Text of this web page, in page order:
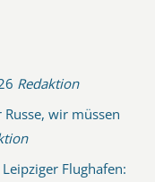
Redaktion
wir müssen
Flughafen: